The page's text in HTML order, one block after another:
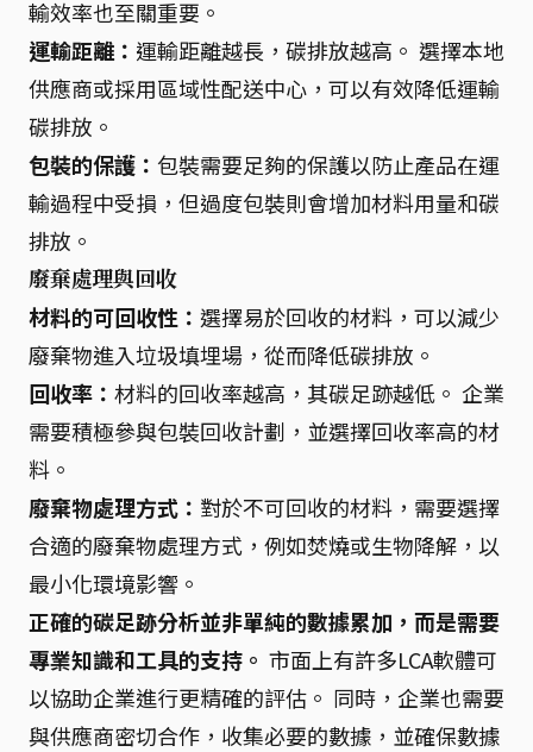
輸效率也至關重要。
運輸距離： 運輸距離越長，碳排放越高。 選擇本地
供應商或採用區域性配送中心，可以有效降低運輸
碳排放。
包裝的保護： 包裝需要足夠的保護以防止產品在運
輸過程中受損，但過度包裝則會增加材料用量和碳
排放。
廢棄處理與回收
材料的可回收性： 選擇易於回收的材料，可以減少
廢棄物進入垃圾填埋場，從而降低碳排放。
回收率： 材料的回收率越高，其碳足跡越低。 企業
需要積極參與包裝回收計劃，並選擇回收率高的材
料。
廢棄物處理方式： 對於不可回收的材料，需要選擇
合適的廢棄物處理方式，例如焚燒或生物降解，以
最小化環境影響。
正確的碳足跡分析並非單純的數據累加，而是需要
專業知識和工具的支持。 市面上有許多LCA軟體可
以協助企業進行更精確的評估。 同時，企業也需要
與供應商密切合作，收集必要的數據，並確保數據